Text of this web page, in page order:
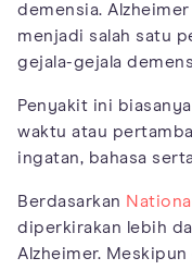
demensia.
menjadi salah satu
gejala-gejala
Penyakit ini
waktu atau
ingatan, bahasa
Berdasarkan
diperkirakan lebih
Alzheimer.